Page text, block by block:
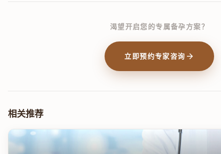
渴望开启您的专属备孕方案？
立即预约专家咨询 arrow_forward
相关推荐